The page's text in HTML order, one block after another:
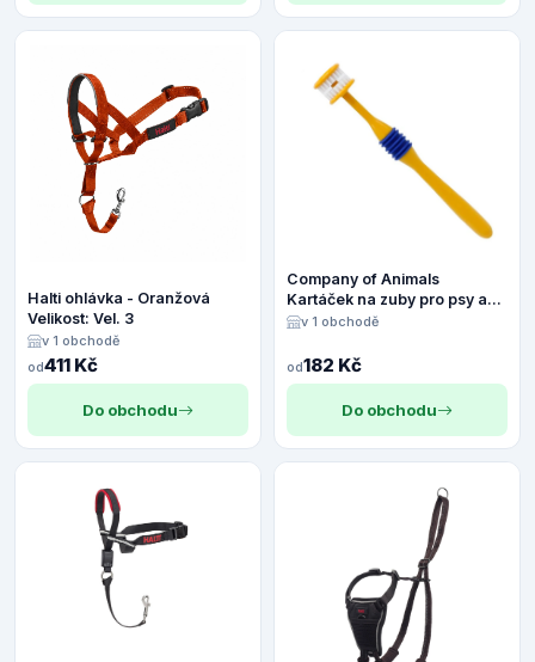
Halti ohlávka - Oranžová
Velikost: Vel. 3
v 1 obchodě
od411 Kč
Do obchodu
Company of Animals
Kartáček na zuby pro psy a
kočky - 360° (1 patro)
v 1 obchodě
od182 Kč
Do obchodu